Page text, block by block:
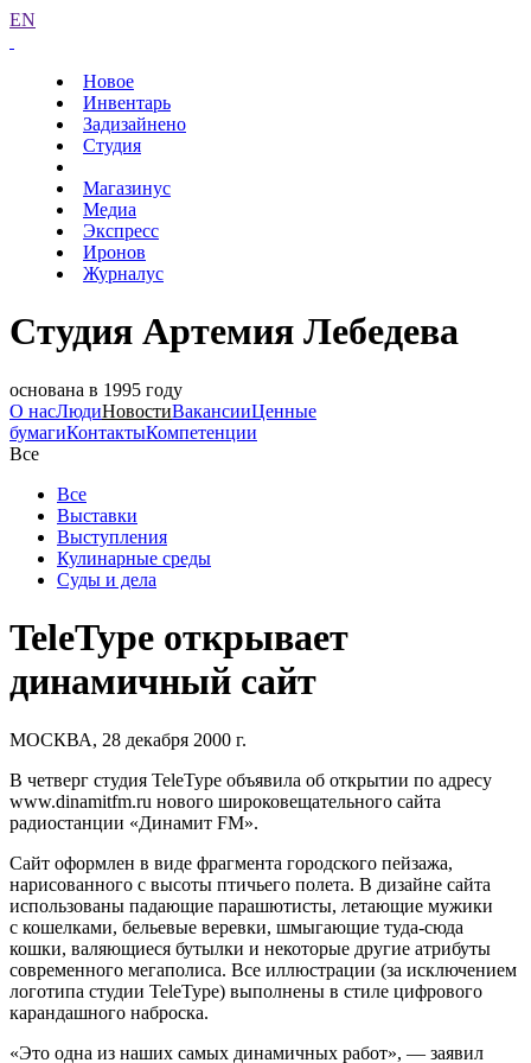
EN
Новое
Инвентарь
Задизайнено
Студия
Магазинус
Медиа
Экспресс
Иронов
Журналус
Студия Артемия Лебедева
основана в 1995 году
О насЛюдиНовостиВакансииЦенные
бумагиКонтактыКомпетенции
Все
Все
Выставки
Выступления
Кулинарные среды
Суды и дела
TeleType открывает
динамичный сайт
МОСКВА, 28 декабря 2000 г.
В четверг студия TeleType объявила об открытии по адресу
www.dinamitfm.ru нового широковещательного сайта
радиостанции «Динамит FM».
Сайт оформлен в виде фрагмента городского пейзажа,
нарисованного с высоты птичьего полета. В дизайне сайта
использованы падающие парашютисты, летающие мужики
с кошелками, бельевые веревки, шмыгающие туда-сюда
кошки, валяющиеся бутылки и некоторые другие атрибуты
современного мегаполиса. Все иллюстрации (за исключением
логотипа студии TeleType) выполнены в стиле цифрового
карандашного наброска.
«Это одна из наших самых динамичных работ», — заявил